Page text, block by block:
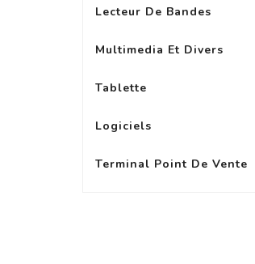
Lecteur De Bandes
Multimedia Et Divers
Tablette
Logiciels
Terminal Point De Vente